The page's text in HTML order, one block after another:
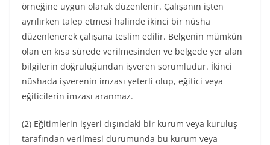
örneğine uygun olarak düzenlenir. Çalışanın işten
ayrılırken talep etmesi halinde ikinci bir nüsha
düzenlenerek çalışana teslim edilir. Belgenin mümkün
olan en kısa sürede verilmesinden ve belgede yer alan
bilgilerin doğruluğundan işveren sorumludur. İkinci
nüshada işverenin imzası yeterli olup, eğitici veya
eğiticilerin imzası aranmaz.
(2) Eğitimlerin işyeri dışındaki bir kurum veya kuruluş
tarafından verilmesi durumunda bu kurum veya